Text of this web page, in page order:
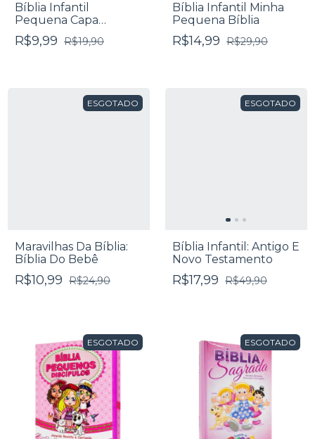
Bíblia Infantil
Pequena Capa
Brochura
R$9,99 R$19,90
Bíblia Infantil Minha
Pequena Bíblia
R$14,99 R$29,90
ESGOTADO
Maravilhas Da Bíblia:
Bíblia Do Bebê
R$10,99 R$24,90
ESGOTADO
Bíblia Infantil: Antigo E
Novo Testamento
R$17,99 R$49,90
ESGOTADO ESGOTADO